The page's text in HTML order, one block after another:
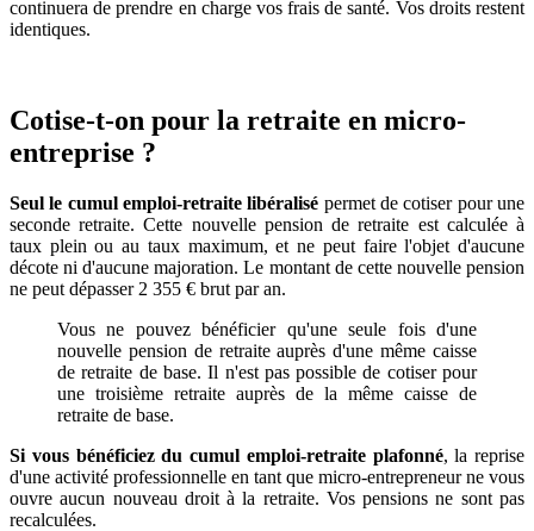
continuera de prendre en charge vos frais de santé. Vos droits restent
identiques.
Cotise-t-on pour la retraite en micro-
entreprise ?
Seul le cumul emploi-retraite libéralisé permet de cotiser pour une
seconde retraite. Cette nouvelle pension de retraite est calculée à
taux plein ou au taux maximum, et ne peut faire l'objet d'aucune
décote ni d'aucune majoration. Le montant de cette nouvelle pension
ne peut dépasser 2 355 € brut par an.
Vous ne pouvez bénéficier qu'une seule fois d'une
nouvelle pension de retraite auprès d'une même caisse
de retraite de base. Il n'est pas possible de cotiser pour
une troisième retraite auprès de la même caisse de
retraite de base.
Si vous bénéficiez du cumul emploi-retraite plafonné, la reprise
d'une activité professionnelle en tant que micro-entrepreneur ne vous
ouvre aucun nouveau droit à la retraite. Vos pensions ne sont pas
recalculées.